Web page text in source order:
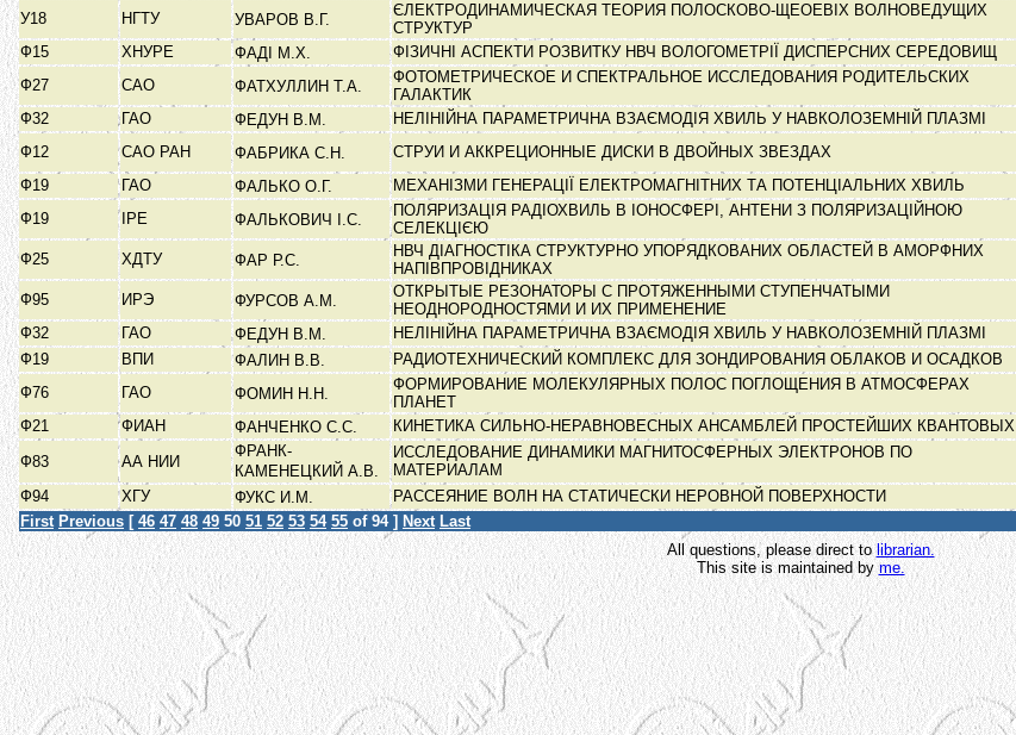
У18
НГТУ УВАРОВ В.Г.
ЄЛЕКТРОДИНАМИЧЕСКАЯ ТЕОРИЯ ПОЛОСКОВО-ЩЕОЕВІХ ВОЛНОВЕДУЩИХ
СТРУКТУР
Ф15
ХНУРЕ ФАДІ М.Х. ФІЗИЧНІ АСПЕКТИ РОЗВИТКУ НВЧ ВОЛОГОМЕТРІЇ ДИСПЕРСНИХ СЕРЕДОВИЩ
Ф27
САО ФАТХУЛЛИН Т.А.
ФОТОМЕТРИЧЕСКОЕ И СПЕКТРАЛЬНОЕ ИССЛЕДОВАНИЯ РОДИТЕЛЬСКИХ
ГАЛАКТИК
Ф32
ГАО ФЕДУН В.М. НЕЛІНІЙНА ПАРАМЕТРИЧНА ВЗАЄМОДІЯ ХВИЛЬ У НАВКОЛОЗЕМНІЙ ПЛАЗМІ
Ф12
САО РАН ФАБРИКА С.Н. СТРУИ И АККРЕЦИОННЫЕ ДИСКИ В ДВОЙНЫХ ЗВЕЗДАХ
Ф19
ГАО ФАЛЬКО О.Г. МЕХАНІЗМИ ГЕНЕРАЦІЇ ЕЛЕКТРОМАГНІТНИХ ТА ПОТЕНЦІАЛЬНИХ ХВИЛЬ
Ф19
ІРЕ ФАЛЬКОВИЧ І.С.
ПОЛЯРИЗАЦІЯ РАДІОХВИЛЬ В ІОНОСФЕРІ, АНТЕНИ З ПОЛЯРИЗАЦІЙНОЮ
СЕЛЕКЦІЄЮ
Ф25 ХДТУ ФАР Р.С.
НВЧ ДІАГНОСТІКА СТРУКТУРНО УПОРЯДКОВАНИХ ОБЛАСТЕЙ В АМОРФНИХ
НАПІВПРОВІДНИКАХ
Ф95 ИРЭ ФУРСОВ А.М.
ОТКРЫТЫЕ РЕЗОНАТОРЫ С ПРОТЯЖЕННЫМИ СТУПЕНЧАТЫМИ
НЕОДНОРОДНОСТЯМИ И ИХ ПРИМЕНЕНИЕ
Ф32
ГАО ФЕДУН В.М. НЕЛІНІЙНА ПАРАМЕТРИЧНА ВЗАЄМОДІЯ ХВИЛЬ У НАВКОЛОЗЕМНІЙ ПЛАЗМІ
Ф19
ВПИ ФАЛИН В.В. РАДИОТЕХНИЧЕСКИЙ КОМПЛЕКС ДЛЯ ЗОНДИРОВАНИЯ ОБЛАКОВ И ОСАДКОВ
Ф76
ГАО ФОМИН Н.Н.
ФОРМИРОВАНИЕ МОЛЕКУЛЯРНЫХ ПОЛОС ПОГЛОЩЕНИЯ В АТМОСФЕРАХ
ПЛАНЕТ
Ф21
ФИАН ФАНЧЕНКО С.С. КИНЕТИКА СИЛЬНО-НЕРАВНОВЕСНЫХ АНСАМБЛЕЙ ПРОСТЕЙШИХ КВАНТОВЫХ
Ф83
АА НИИ
ФРАНК-
КАМЕНЕЦКИЙ А.В.
ИССЛЕДОВАНИЕ ДИНАМИКИ МАГНИТОСФЕРНЫХ ЭЛЕКТРОНОВ ПО
МАТЕРИАЛАМ
Ф94
ХГУ ФУКС И.М. РАССЕЯНИЕ ВОЛН НА СТАТИЧЕСКИ НЕРОВНОЙ ПОВЕРХНОСТИ
First Previous [ 46 47 48 49 50 51 52 53 54 55 of 94 ] Next Last
All questions, please direct tolibrarian.
This site is maintained byme.